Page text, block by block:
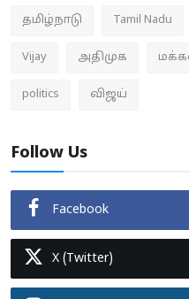
தமிழ்நாடு Tamil Nadu
Vijay அதிமுக
politics விஜய்
Follow Us
Facebook
X (Twitter)